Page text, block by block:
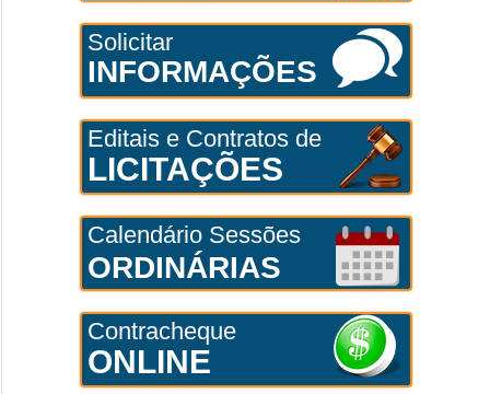
Solicitar
INFORMAÇÕES
Editais e Contratos de
LICITAÇÕES
Calendário Sessões
ORDINÁRIAS
Contracheque
ONLINE